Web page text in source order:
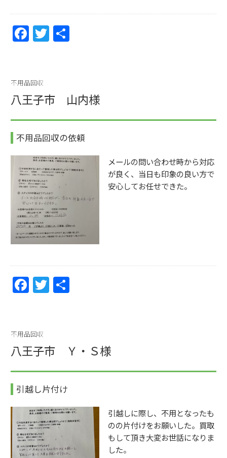
F
a
e
b
o
o
k
T
w
不用品回収
八王子市 山内様
不用品回収の依頼
メールの問い合わせ時から対応
が良く、当日も印象の良い方で
安心してお任せできた。
F
a
e
b
o
o
k
T
w
不用品回収
八王子市 Ｙ・Ｓ様
引越し片付け
引越しに際し、不用となったも
のの片付けをお願いした。買取
もして頂き大変お世話になりま
した。